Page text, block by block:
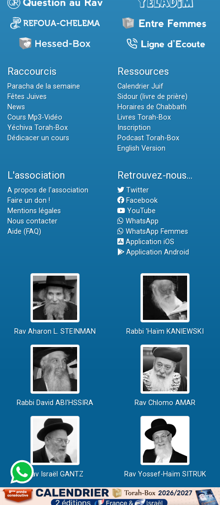
Raccourcis
Paracha de la semaine
Fêtes Juives
News
Cours Mp3-Vidéo
Yéchiva Torah-Box
Dédicacer un cours
Ressources
Calendrier Juif
Sidour (livre de prière)
Horaires de Chabbath
Livres Torah-Box
Inscription
Podcast Torah-Box
English Version
L'association
A propos de l'association
Faire un don !
Mentions légales
Nous contacter
Aide (FAQ)
Retrouvez-nous...
Twitter
Facebook
YouTube
WhatsApp
WhatsApp Femmes
Application iOS
Application Android
Rav Aharon L. STEINMAN Rabbi 'Haïm KANIEWSKI
Rabbi David ABI'HSSIRA Rav Chlomo AMAR
Rav Israël GANTZ Rav Yossef-Haïm SITRUK